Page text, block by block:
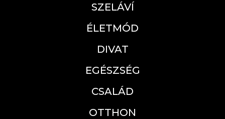
SZELÁVÍ
ÉLETMÓD
DIVAT
EGÉSZSÉG
CSALÁD
OTTHON